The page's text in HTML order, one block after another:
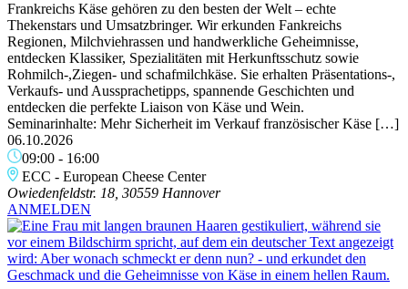
Frankreichs Käse gehören zu den besten der Welt – echte
Thekenstars und Umsatzbringer. Wir erkunden Fankreichs
Regionen, Milchviehrassen und handwerkliche Geheimnisse,
entdecken Klassiker, Spezialitäten mit Herkunftsschutz sowie
Rohmilch-,Ziegen- und schafmilchkäse. Sie erhalten Präsentations-,
Verkaufs- und Aussprachetipps, spannende Geschichten und
entdecken die perfekte Liaison von Käse und Wein.
Seminarinhalte: Mehr Sicherheit im Verkauf französischer Käse […]
06.10.2026
09:00 - 16:00
ECC - European Cheese Center
Owiedenfeldstr. 18, 30559 Hannover
ANMELDEN